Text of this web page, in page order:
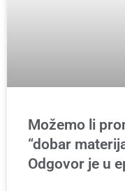
Možemo li
“dobar
Odgovor je u